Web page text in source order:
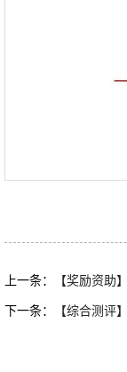
上一条： 【奖励资助
下一条： 【综合测评